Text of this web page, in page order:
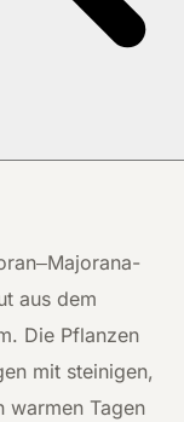
aus dem
Die Pflanzen
mit steinigen,
warmen Tagen